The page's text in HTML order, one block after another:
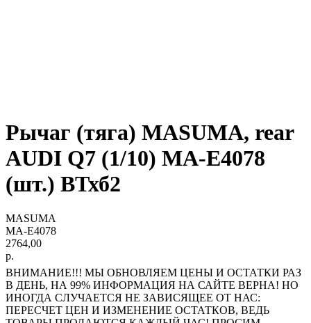
Рычаг (тяга) MASUMA, rear
AUDI Q7 (1/10) MA-E4078
(шт.) ВТхб2
MASUMA
MA-E4078
2764,00
р.
ВНИМАНИЕ!!! МЫ ОБНОВЛЯЕМ ЦЕНЫ И ОСТАТКИ РАЗ
В ДЕНЬ, НА 99% ИНФОРМАЦИЯ НА САЙТЕ ВЕРНА! НО
ИНОГДА СЛУЧАЕТСЯ НЕ ЗАВИСЯЩЕЕ ОТ НАС:
ПЕРЕСЧЕТ ЦЕН И ИЗМЕНЕНИЕ ОСТАТКОВ, ВЕДЬ